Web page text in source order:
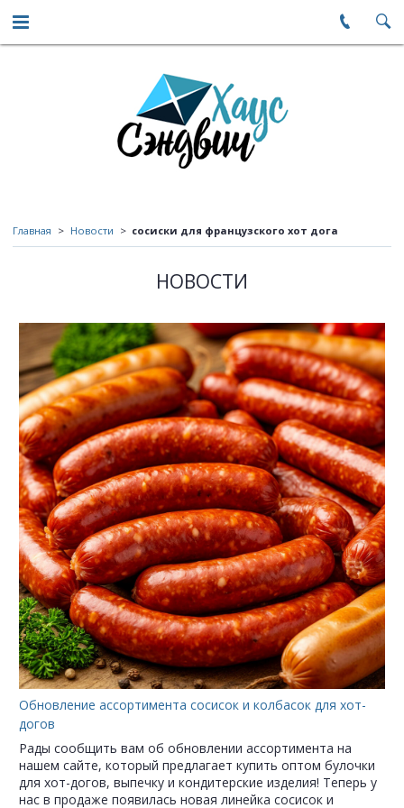
Главная Новости сосиски для французского хот дога
НОВОСТИ
Обновление ассортимента сосисок и колбасок для хот-
догов
Рады сообщить вам об обновлении ассортимента на
нашем сайте, который предлагает купить оптом булочки
для хот-догов, выпечку и кондитерские изделия! Теперь у
нас в продаже появилась новая линейка сосисок и